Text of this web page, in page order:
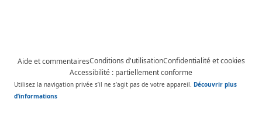
Aide et commentairesConditions d'utilisationConfidentialité et cookies
Accessibilité : partiellement conforme
Utilisez la navigation privée s’il ne s’agit pas de votre appareil. Découvrir plus
d’informations